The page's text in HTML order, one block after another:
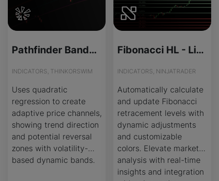
Pathfinder Bands Indicator for ThinkOrSwim
INDICATORS, THINKORSWIM
Uses quadratic
regression to create
adaptive price channels,
showing trend direction
and potential reversal
zones with volatility-
based dynamic bands.
Fibonacci HL - License Version
INDICATORS, NINJATRADER
Automatically calculate
and update Fibonacci
retracement levels with
dynamic adjustments
and customizable
colors. Elevate market
analysis with real-time
insights and integration